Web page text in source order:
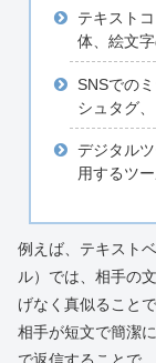
テキスト
体、絵文
SNSでの
シュタグ
デジタル
用するツ
例えば、テキスト
ル）では、相手の
げなく真似ること
相手が短文で簡潔
で返信することで